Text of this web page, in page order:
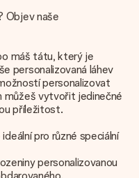
Objev naše
máš tátu, který je
personalizovaná láhev
personalizovat
vytvořit jedinečné
příležitost.
pro různé speciální
personalizovanou